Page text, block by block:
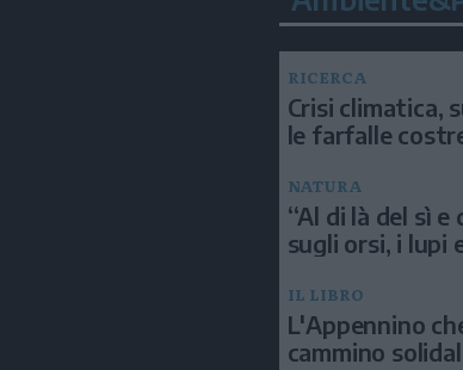
RICERCA
Crisi climatica,
le farfalle
NATURA
“Al di là del sì e
sugli orsi, i lupi
IL LIBRO
L'Appennino
cammino